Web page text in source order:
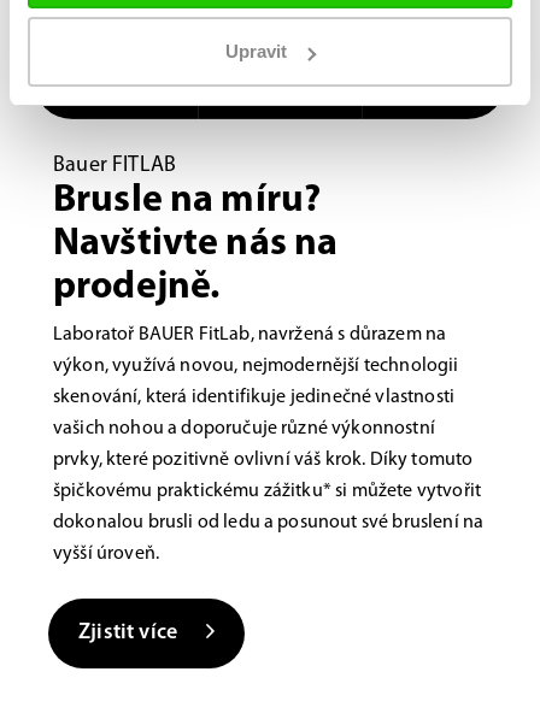
Upravit
Bauer FITLAB
Brusle na míru?
Navštivte nás na
prodejně.
Laboratoř BAUER FitLab, navržená s důrazem na
výkon, využívá novou, nejmodernější technologii
skenování, která identifikuje jedinečné vlastnosti
vašich nohou a doporučuje různé výkonnostní
prvky, které pozitivně ovlivní váš krok. Díky tomuto
špičkovému praktickému zážitku* si můžete vytvořit
dokonalou brusli od ledu a posunout své bruslení na
vyšší úroveň.
Zjistit více